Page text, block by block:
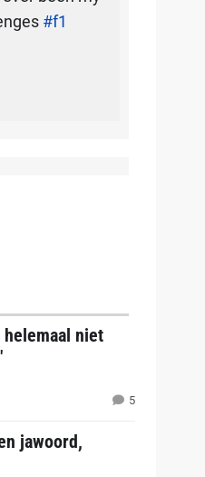
#f1
niet
5
jawoord,